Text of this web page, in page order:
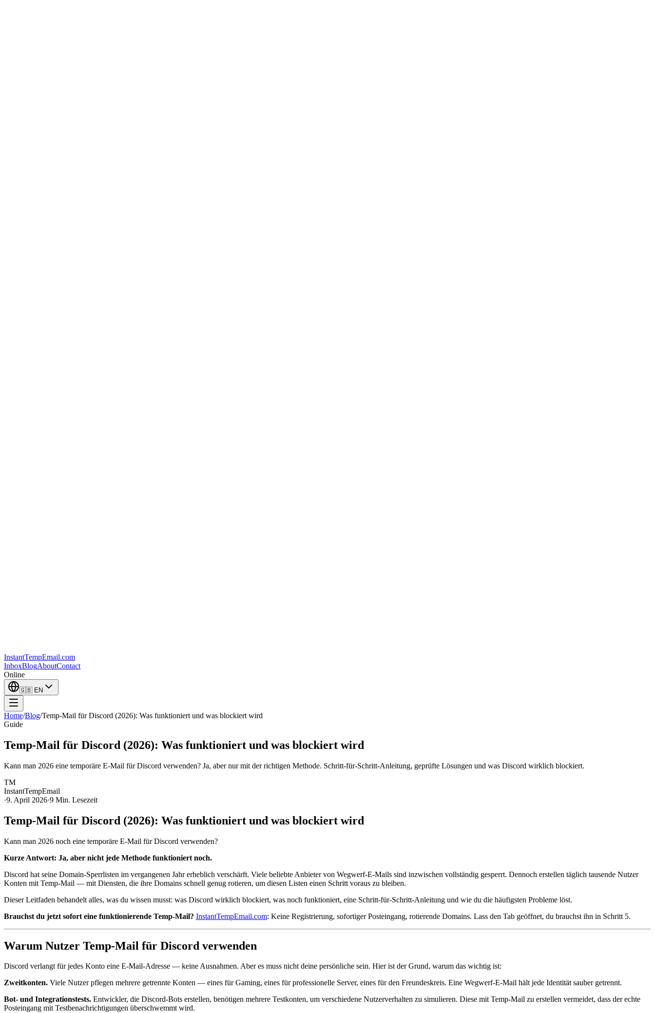
InstantTempEmail.com
InboxBlogAboutContact
Online
🇬🇧 EN
Home/Blog/Temp-Mail für Discord (2026): Was funktioniert und was blockiert wird
Guide
Temp-Mail für Discord (2026): Was funktioniert und was blockiert wird
Kann man 2026 eine temporäre E-Mail für Discord verwenden? Ja, aber nur mit der richtigen Methode. Schritt-für-Schritt-Anleitung, geprüfte Lösungen und was Discord wirklich blockiert.
TM
InstantTempEmail
·9. April 2026·9 Min. Lesezeit
Temp-Mail für Discord (2026): Was funktioniert und was blockiert wird
Kann man 2026 noch eine temporäre E-Mail für Discord verwenden?
Kurze Antwort: Ja, aber nicht jede Methode funktioniert noch.
Discord hat seine Domain-Sperrlisten im vergangenen Jahr erheblich verschärft. Viele beliebte Anbieter von Wegwerf-E-Mails sind inzwischen vollständig gesperrt. Dennoch erstellen täglich tausende Nutzer
Konten mit Temp-Mail — mit Diensten, die ihre Domains schnell genug rotieren, um diesen Listen einen Schritt voraus zu bleiben.
Dieser Leitfaden behandelt alles, was du wissen musst: was Discord wirklich blockiert, was noch funktioniert, eine Schritt-für-Schritt-Anleitung und wie du die häufigsten Probleme löst.
Brauchst du jetzt sofort eine funktionierende Temp-Mail? InstantTempEmail.com: Keine Registrierung, sofortiger Posteingang, rotierende Domains. Lass den Tab geöffnet, du brauchst ihn in Schritt 5.
Warum Nutzer Temp-Mail für Discord verwenden
Discord verlangt für jedes Konto eine E-Mail-Adresse — keine Ausnahmen. Aber es muss nicht deine persönliche sein. Hier ist der Grund, warum das wichtig ist:
Zweitkonten. Viele Nutzer pflegen mehrere getrennte Konten — eines für Gaming, eines für professionelle Server, eines für den Freundeskreis. Eine Wegwerf-E-Mail hält jede Identität sauber getrennt.
Bot- und Integrationstests. Entwickler, die Discord-Bots erstellen, benötigen mehrere Testkonten, um verschiedene Nutzerverhalten zu simulieren. Diese mit Temp-Mail zu erstellen vermeidet, dass der echte
Posteingang mit Testbenachrichtigungen überschwemmt wird.